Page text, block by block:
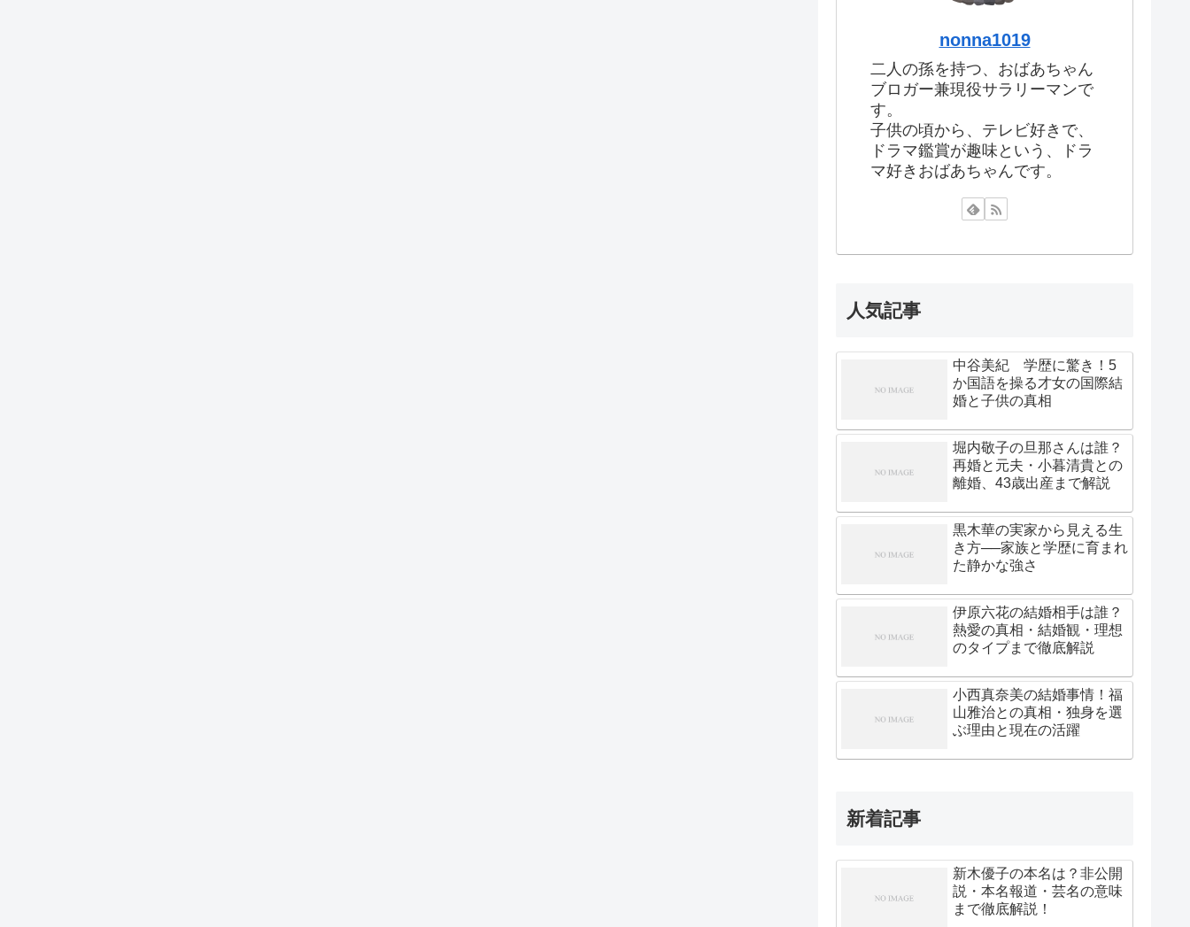
nonna1019
二人の孫を持つ、おばあちゃん
ブロガー兼現役サラリーマンで
す。
子供の頃から、テレビ好きで、
ドラマ鑑賞が趣味という、ドラ
マ好きおばあちゃんです。
人気記事
中谷美紀 学歴に驚き！5
か国語を操る才女の国際結
婚と子供の真相
堀内敬子の旦那さんは誰？
再婚と元夫・小暮清貴との
離婚、43歳出産まで解説
黒木華の実家から見える生
き方──家族と学歴に育まれ
た静かな強さ
伊原六花の結婚相手は誰？
熱愛の真相・結婚観・理想
のタイプまで徹底解説
小西真奈美の結婚事情！福
山雅治との真相・独身を選
ぶ理由と現在の活躍
新着記事
新木優子の本名は？非公開
説・本名報道・芸名の意味
まで徹底解説！